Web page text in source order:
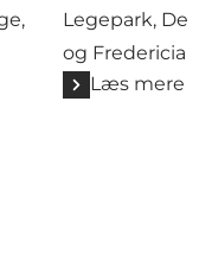
Legepark,
og Fredericia
Læs mere